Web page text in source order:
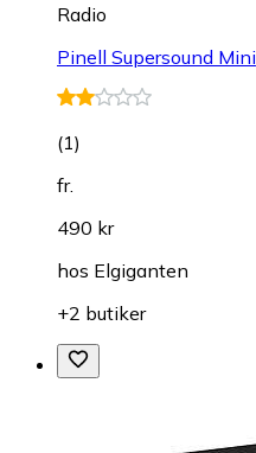
Radio
Pinell Supersound Mini
(1)
fr.
490 kr
hos Elgiganten
+2 butiker